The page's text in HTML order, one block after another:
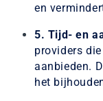
en
5. Tijd- en
providers
aanbieden.
het